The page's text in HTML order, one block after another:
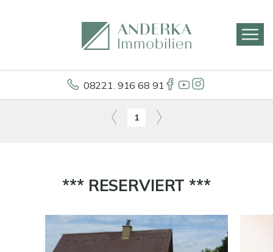
08221. 916 68 91
1
*** RESERVIERT ***